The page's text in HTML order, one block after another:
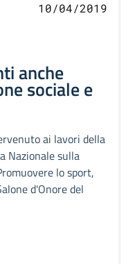
10/04/2019
anche
sociale e
ai lavori della
Nazionale sulla
lo sport,
d'Onore del